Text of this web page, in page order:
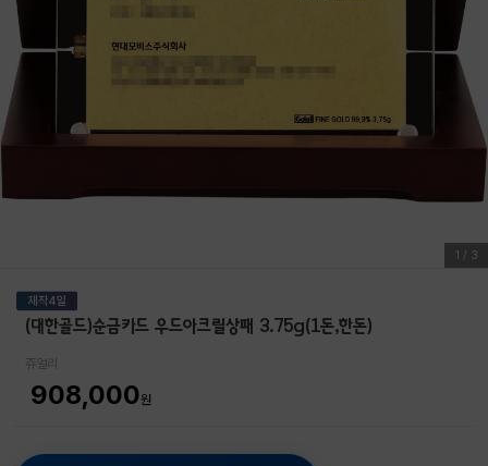
1 / 3
(대한골드)순금카드 우드아크릴상패 3.75g(1돈,한돈)
쥬얼리
908,000원